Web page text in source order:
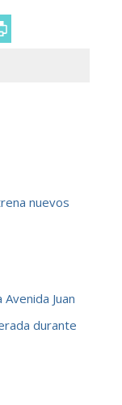
nuevos
Juan
durante